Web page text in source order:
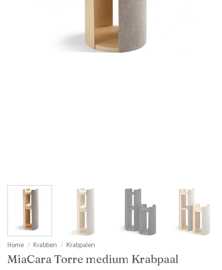
Home / Krabben / Krabpalen
MiaCara Torre medium Krabpaal